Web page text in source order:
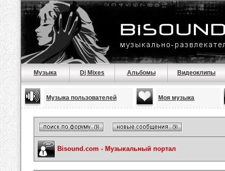
Музыка Dj Mixes Альбомы Видеоклипы
Музыка пользователей Моя музыка
Bisound.com - Музыкальный портал